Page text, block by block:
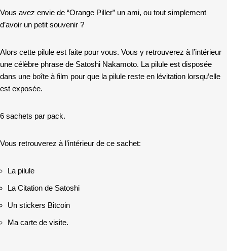
Vous avez envie de “Orange Piller” un ami, ou tout simplement
d’avoir un petit souvenir ?
Alors cette pilule est faite pour vous. Vous y retrouverez à l’intérieur
une célèbre phrase de Satoshi Nakamoto. La pilule est disposée
dans une boîte à film pour que la pilule reste en lévitation lorsqu’elle
est exposée.
6 sachets par pack.
Vous retrouverez à l’intérieur de ce sachet:
La pilule
La Citation de Satoshi
Un stickers Bitcoin
Ma carte de visite.